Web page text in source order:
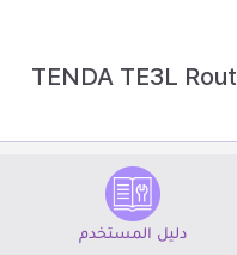
TENDA TE3L
دليل المستخدم